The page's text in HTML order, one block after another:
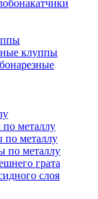
клуппы
металлу
металлу
металлу
грата
слоя